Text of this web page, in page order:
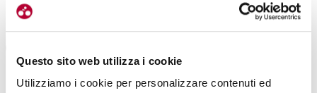
Questo sito web utilizza i cookie
Utilizziamo i cookie per personalizzare contenuti ed
#CICLOTURISMO
#CENTRO ITALIA